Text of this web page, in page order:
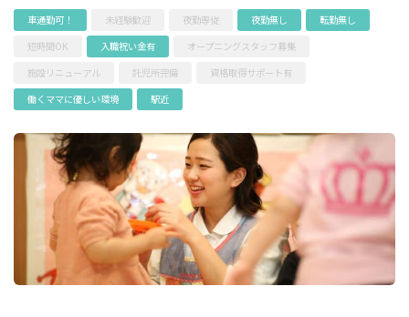
車通勤可！ 未経験歓迎 夜勤専従 夜勤無し
転勤無し
短時間OK
入職祝い金有
オープニングスタッフ募集
施設リニューアル
託児所完備
資格取得サポート有
働くママに優しい環境
駅近